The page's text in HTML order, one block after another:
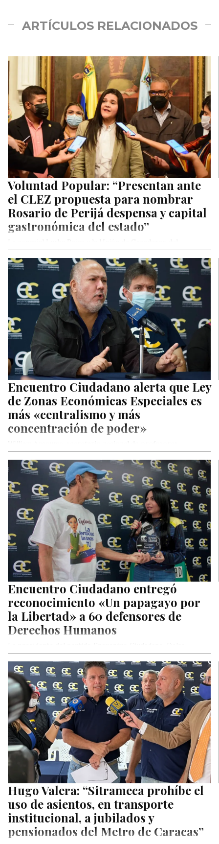
ARTÍCULOS RELACIONADOS
Voluntad Popular: “Presentan ante
el CLEZ propuesta para nombrar
Rosario de Perijá despensa y capital
gastronómica del estado”
municipio Rosario de Perijá (Ugavi) fueron los encargados de
presentar la propuesta ante el Consejo Legislativo del estado
Zulia.
Encuentro Ciudadano alerta que Ley
de Zonas Económicas Especiales es
más «centralismo y más
concentración de poder»
universitarios de Encuentro Ciudadano, alertó este viernes
que la reciente aprobación por parte de…
Encuentro Ciudadano entregó
reconocimiento «Un papagayo por
la Libertad» a 60 defensores de
Derechos Humanos
Solórzano, entregó este sábado el reconocimiento «Un
papagayo por la Libertad» a más…
Hugo Valera: “Sitrameca prohíbe el
uso de asientos, en transporte
institucional, a jubilados y
pensionados del Metro de Caracas”